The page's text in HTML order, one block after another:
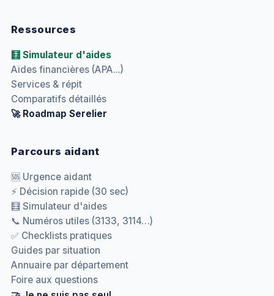
Ressources
🧮 Simulateur d'aides
Aides financières (APA...)
Services & répit
Comparatifs détaillés
🚀 Roadmap Serelier
Parcours aidant
🆘 Urgence aidant
⚡ Décision rapide (30 sec)
🧮 Simulateur d'aides
📞 Numéros utiles (3133, 3114…)
✅ Checklists pratiques
Guides par situation
Annuaire par département
Foire aux questions